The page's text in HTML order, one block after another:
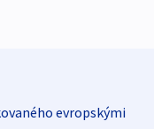
evropskými